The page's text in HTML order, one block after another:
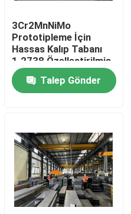
3Cr2MnNiMo
Prototipleme İçin
Hassas Kalıp Tabanı
1.2738 Özelleştirilmiş
Talep Gönder